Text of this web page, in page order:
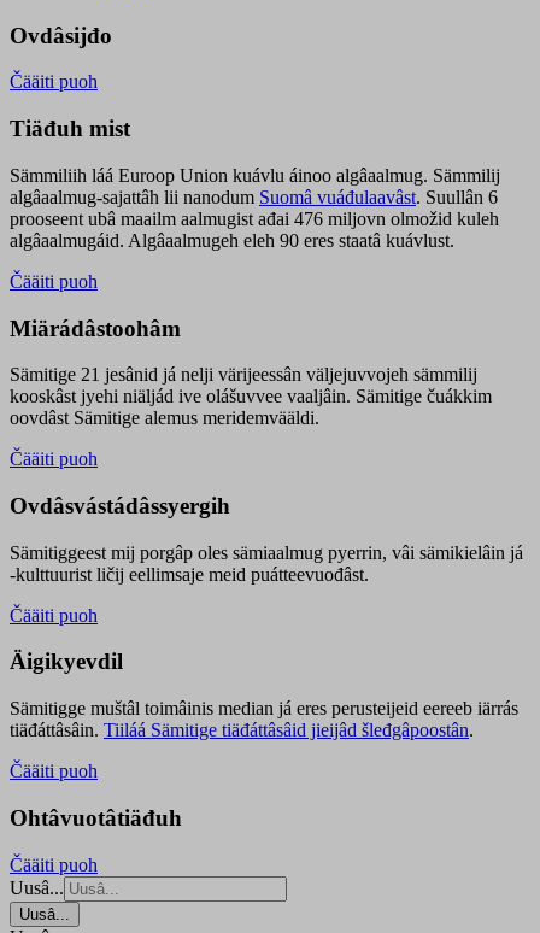
Ovdâsijđo
Čääiti puoh
Tiäđuh mist
Sämmiliih láá Euroop Union kuávlu áinoo algâaalmug. Sämmilij
algâaalmug-sajattâh lii nanodum Suomâ vuáđulaavâst. Suullân 6
prooseent ubâ maailm aalmugist ađai 476 miljovn olmožid kuleh
algâaalmugáid. Algâaalmugeh eleh 90 eres staatâ kuávlust.
Čääiti puoh
Miärádâstoohâm
Sämitige 21 jesânid já nelji värijeessân väljejuvvojeh sämmilij
kooskâst jyehi niäljád ive olášuvvee vaaljâin. Sämitige čuákkim
oovdâst Sämitige alemus meridemvääldi.
Čääiti puoh
Ovdâsvástádâssyergih
Sämitiggeest mij porgâp oles sämiaalmug pyerrin, vâi sämikielâin já
-kulttuurist ličij eellimsaje meid puátteevuođâst.
Čääiti puoh
Äigikyevdil
Sämitigge muštâl toimâinis median já eres perusteijeid eereeb iärrás
tiäđáttâsâin. Tiiláá Sämitige tiäđáttâsâid jieijâd šleđgâpoostân.
Čääiti puoh
Ohtâvuotâtiäđuh
Čääiti puoh
Uusâ...
Uusâ...